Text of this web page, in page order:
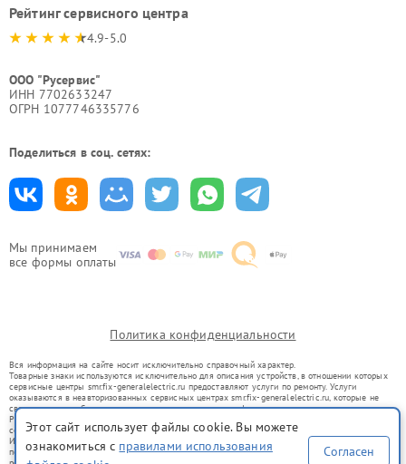
Мы принимаем
все формы оплаты
Рейтинг сервисного центра
4.9-5.0
ООО "Русервис"
ИНН 7702633247
ОГРН 1077746335776
Поделиться в соц. сетях:
Политика конфиденциальности
Вся информация на сайте носит исключительно справочный характер.
Товарные знаки используются исключительно для описания устройств, в отношении которых
сервисные центры smr.fix-generalelectric.ru предоставляют услуги по ремонту. Услуги
оказываются в неавторизованных сервисных центрах smr.fix-generalelectric.ru, которые не
связаны с правообладателями товарных знаков или их официальными представителями.
Ремонт осуществляется для устройств, уже введенных в гражданский оборот в соответствии
со статьей 1487 ГК РФ.
Использование товарных знаков не преследует цели индивидуализации услуг или введения
потребителей в заблуждение, а служит для информирования о предоставляемых услугах по
Этот сайт использует файлы cookie. Вы можете
ознакомиться с правилами использования
Согласен